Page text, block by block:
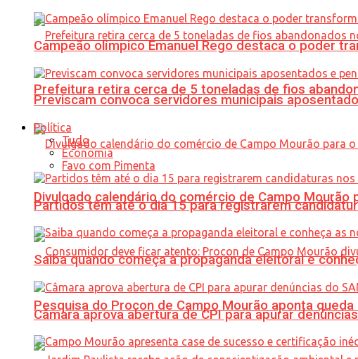
Prefeitura retira cerca de 5 toneladas de fios
Divulgado calendário do comércio de Campo Mourão
Pesquisa do Procon de Campo Mourão aponta
Campeão olímpico Emanuel Rego destaca o poder
Previscam convoca servidores municipais
Política
Tudo
Economia
Favo com Pimenta
Partidos têm até o dia 15 para registrarem
Saiba quando começa a propaganda eleitoral e
Câmara aprova abertura de CPI para apurar